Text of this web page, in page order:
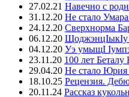
27.02.21 Навечно с
31.12.20 Не стало
24.12.20 Сверхнорма
06.12.20 ЩоджэнцIыкIу
04.12.20 Уэ умыщI
23.11.20 100 лет Беталу
29.04.20 Не стало
18.10.25 Рецензия.
20.11.24 Рассказ